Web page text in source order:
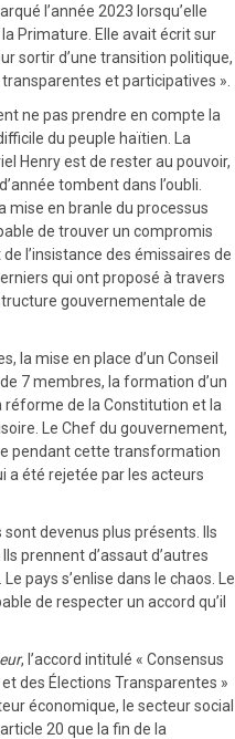
l’année 2023 lorsqu’elle
Primature. Elle avait écrit sur
sortir d’une transition politique,
et participatives ».
ne pas prendre en compte la
du peuple haïtien. La
Henry est de rester au pouvoir,
tombent dans l’oubli.
mise en branle du processus
de trouver un compromis
l’insistance des émissaires de
qui ont proposé à travers
gouvernementale de
la mise en place d’un Conseil
7 membres, la formation d’un
de la Constitution et la
Le Chef du gouvernement,
pendant cette transformation
a été rejetée par les acteurs
sont devenus plus présents. Ils
prennent d’assaut d’autres
pays s’enlise dans le chaos. Le
de respecter un accord qu’il
, l’accord intitulé « Consensus
des Élections Transparentes »
économique, le secteur social
20 que la fin de la